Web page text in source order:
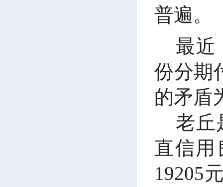
普遍。
最近
份分期
的矛盾
老丘
直信用
19205